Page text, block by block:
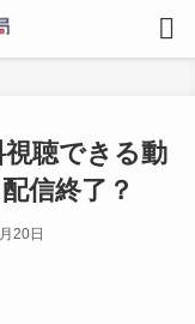
聴できる動
信終了？
20日